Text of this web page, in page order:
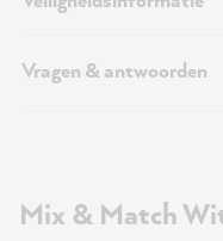
Vragen & antwoorden
Mix & Match